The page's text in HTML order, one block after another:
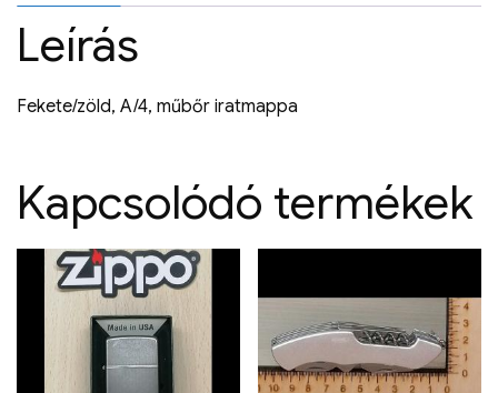
Leírás
Fekete/zöld, A/4, műbőr iratmappa
Kapcsolódó termékek